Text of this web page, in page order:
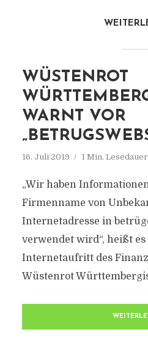
WÜSTENROT
WARNT VOR
16. Juli 2019 1 Min. Lesedauer
„Wir haben
Firmenname von
Internetadresse in
verwendet wird“, heißt es
Internetaufritt des
Wüstenrot